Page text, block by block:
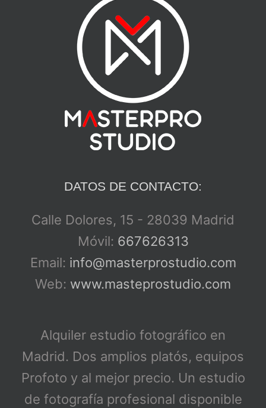
DATOS DE CONTACTO:
Calle Dolores, 15 - 28039 Madrid
Móvil: 667626313
Email: info@masterprostudio.com
Web: www.masteprostudio.com
Alquiler estudio fotográfico en
Madrid. Dos amplios platós, equipos
Profoto y al mejor precio. Un estudio
de fotografía profesional disponible